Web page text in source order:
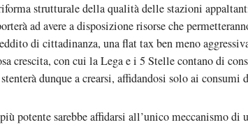
strutturale della qualità delle stazioni
ad avere a disposizione risorse che
di cittadinanza, una flat tax ben meno
crescita, con cui la Lega e i 5 Stelle contano di
dunque a crearsi, affidandosi solo ai consumi
potente sarebbe affidarsi all’unico meccanismo